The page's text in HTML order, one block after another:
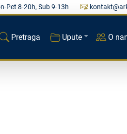
Pet 8-20h, Sub 9-13h
Pretraga Upute O